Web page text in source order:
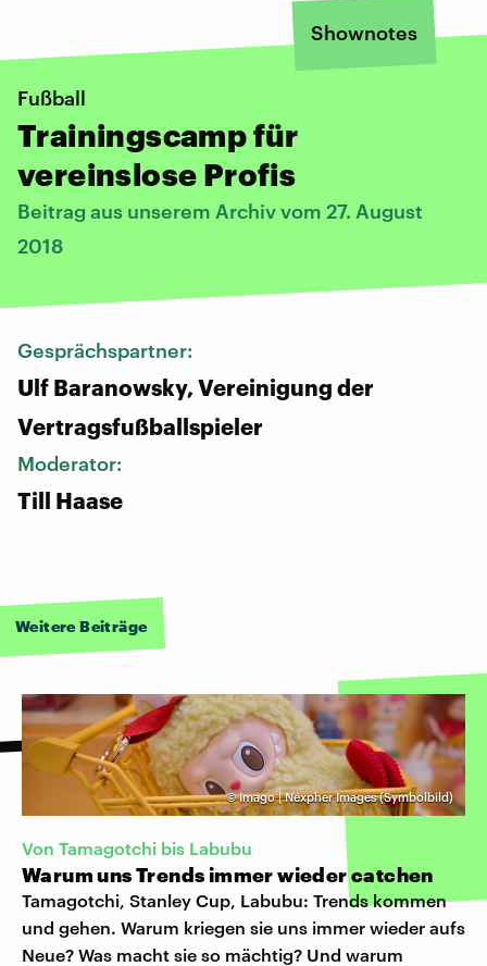
Shownotes
Fußball
Trainingscamp für
vereinslose Profis
Beitrag aus unserem Archiv vom 27. August
2018
Gesprächspartner:
Ulf Baranowsky, Vereinigung der
Vertragsfußballspieler
Moderator:
Till Haase
Weitere Beiträge
©Imago | Nexpher Images (Symbolbild)
Von Tamagotchi bis Labubu
Warum uns Trends immer wieder catchen
Tamagotchi, Stanley Cup, Labubu: Trends kommen
und gehen. Warum kriegen sie uns immer wieder aufs
Neue? Was macht sie so mächtig? Und warum